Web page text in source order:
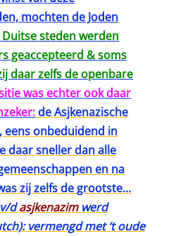
mochten de Joden
Duitse steden werden
geaccepteerd & soms
daar zelfs de openbare
was echter ook daar
de Asjkenazische
eens onbeduidend in
daar sneller dan alle
en na
zij zelfs de grootste…
dasjkenazimwerd
vermengd met ‘t oude